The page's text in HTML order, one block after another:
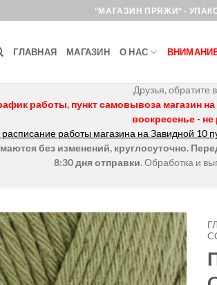
"МАГАЗИН ПРЯЖИ" -
ГЛАВНАЯ МАГАЗИН О НАС
Друзья, обратите
работы, пункт самовывоза магазин
воскресенье - не
расписание работы магазина на Завидной 10
без изменений, круглосуточно.
8:30 дня отправки. Обработка и
Добавить в
избранное.